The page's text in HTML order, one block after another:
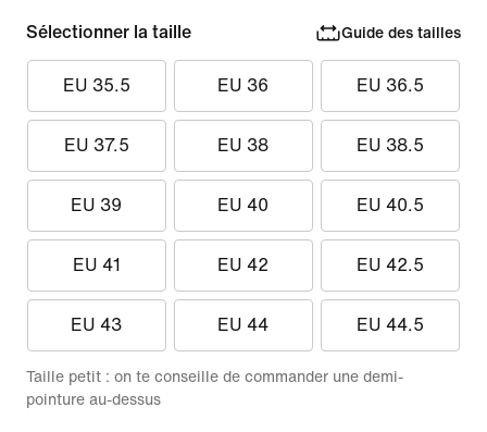
Sélectionner la taille Guide des tailles
EU 35.5 EU 36 EU 36.5
EU 37.5 EU 38 EU 38.5
EU 39 EU 40 EU 40.5
EU 41 EU 42 EU 42.5
EU 43 EU 44 EU 44.5
Taille petit : on te conseille de commander une demi-
pointure au-dessus